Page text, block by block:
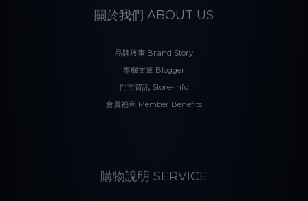
關於我們 ABOUT US
品牌故事 Brand Story
專欄文章 Blogger
門市資訊 Store-info
會員福利 Member Benefits
購物說明 SERVICE